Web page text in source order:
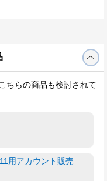
ちらの商品も検討されて
用アカウント販売